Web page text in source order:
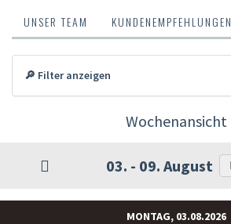
UNSER TEAM
KUNDENEMPFEHLUNGEN
🔎 Filter anzeigen
Wochenansicht
03. - 09. August
MONTAG, 03.08.2026